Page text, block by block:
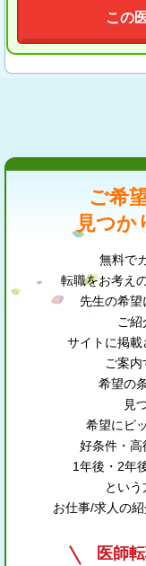
この
ご希
見つか
無料で
転職をお考え
先生の希望
ご紹
サイトに掲載
ご案内
希望の
見
希望にピ
好条件・高
1年後・2年
という
お仕事/求人の
医師